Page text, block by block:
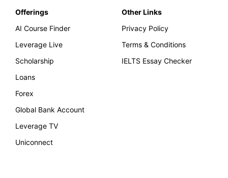
Offerings
AI Course Finder
Leverage Live
Scholarship
Loans
Forex
Global Bank Account
Leverage TV
Uniconnect
Other Links
Privacy Policy
Terms & Conditions
IELTS Essay Checker